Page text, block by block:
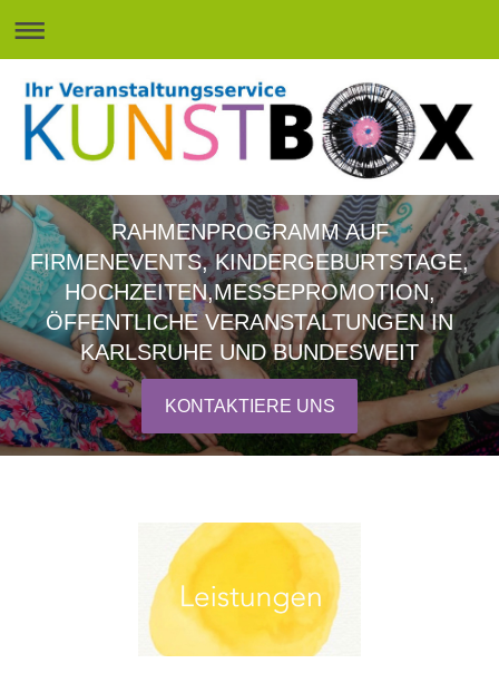
RAHMENPROGRAMM AUF
FIRMENEVENTS, KINDERGEBURTSTAGE,
HOCHZEITEN,MESSEPROMOTION,
ÖFFENTLICHE VERANSTALTUNGEN IN
KARLSRUHE UND BUNDESWEIT
KONTAKTIERE UNS